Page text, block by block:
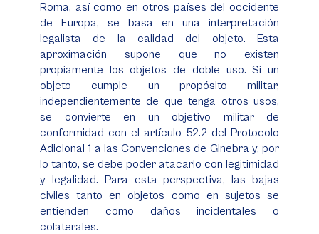
Roma, así como en otros países del occidente
de Europa, se basa en una interpretación
legalista de la calidad del objeto. Esta
aproximación supone que no existen
propiamente los objetos de doble uso. Si un
objeto cumple un propósito militar,
independientemente de que tenga otros usos,
se convierte en un objetivo militar de
conformidad con el artículo 52.2 del Protocolo
Adicional 1 a las Convenciones de Ginebra y, por
lo tanto, se debe poder atacarlo con legitimidad
y legalidad. Para esta perspectiva, las bajas
civiles tanto en objetos como en sujetos se
entienden como daños incidentales o
colaterales.